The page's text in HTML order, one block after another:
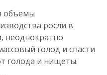
объемы
росли в
неоднократно
голод и спасти
голода и нищеты.